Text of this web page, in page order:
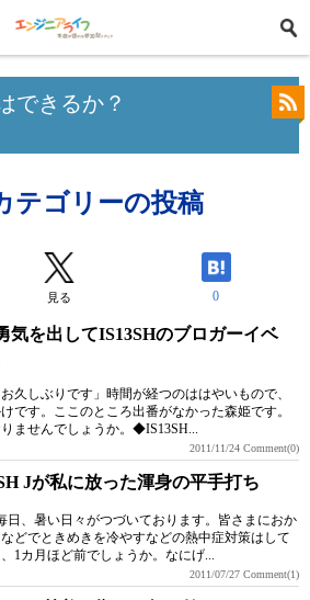
できるか？
テゴリーの投稿
見る 0
気を出してIS13SHのブロガーイベ
しぶりです」時間が経つのははやいもので、
です。ここのところ出番がなかった森姫です。
ませんでしょうか。◆IS13SH...
2011/11/24 Comment(0)
Jが私に放った渾身の平手打ち
、暑い日々がつづいております。皆さまにおか
どでときめきを冷やすなどの熱中症対策はして
1カ月ほど前でしょうか。なにげ...
2011/07/27 Comment(1)